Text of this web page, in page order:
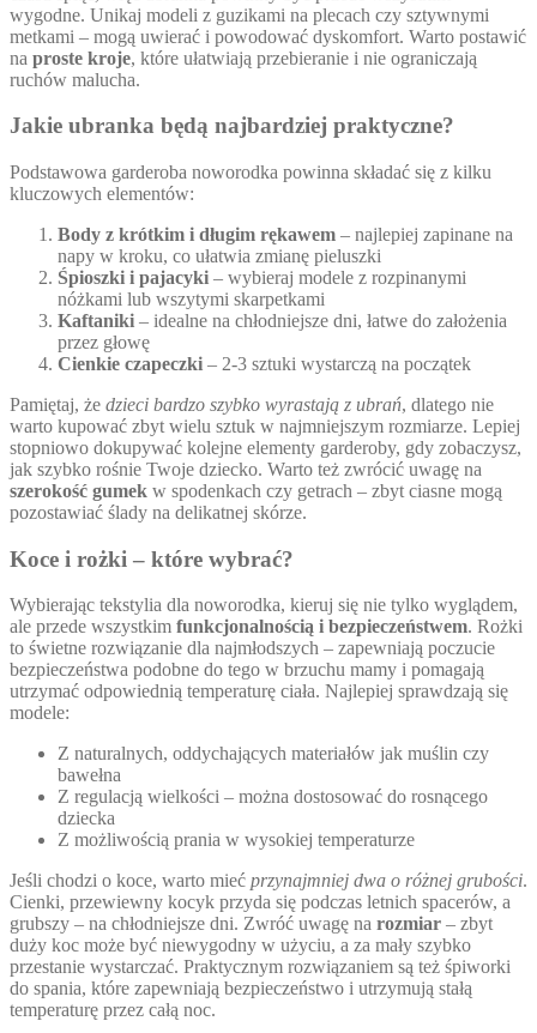
wygodne. Unikaj modeli z guzikami na plecach czy sztywnymi
metkami – mogą uwierać i powodować dyskomfort. Warto postawić
na proste kroje, które ułatwiają przebieranie i nie ograniczają
ruchów malucha.
Jakie ubranka będą najbardziej praktyczne?
Podstawowa garderoba noworodka powinna składać się z kilku
kluczowych elementów:
Body z krótkim i długim rękawem – najlepiej zapinane na
napy w kroku, co ułatwia zmianę pieluszki
Śpioszki i pajacyki – wybieraj modele z rozpinanymi
nóżkami lub wszytymi skarpetkami
Kaftaniki – idealne na chłodniejsze dni, łatwe do założenia
przez głowę
Cienkie czapeczki – 2-3 sztuki wystarczą na początek
Pamiętaj, że dzieci bardzo szybko wyrastają z ubrań, dlatego nie
warto kupować zbyt wielu sztuk w najmniejszym rozmiarze. Lepiej
stopniowo dokupywać kolejne elementy garderoby, gdy zobaczysz,
jak szybko rośnie Twoje dziecko. Warto też zwrócić uwagę na
szerokość gumek w spodenkach czy getrach – zbyt ciasne mogą
pozostawiać ślady na delikatnej skórze.
Koce i rożki – które wybrać?
Wybierając tekstylia dla noworodka, kieruj się nie tylko wyglądem,
ale przede wszystkim funkcjonalnością i bezpieczeństwem. Rożki
to świetne rozwiązanie dla najmłodszych – zapewniają poczucie
bezpieczeństwa podobne do tego w brzuchu mamy i pomagają
utrzymać odpowiednią temperaturę ciała. Najlepiej sprawdzają się
modele:
Z naturalnych, oddychających materiałów jak muślin czy
bawełna
Z regulacją wielkości – można dostosować do rosnącego
dziecka
Z możliwością prania w wysokiej temperaturze
Jeśli chodzi o koce, warto mieć przynajmniej dwa o różnej grubości.
Cienki, przewiewny kocyk przyda się podczas letnich spacerów, a
grubszy – na chłodniejsze dni. Zwróć uwagę na rozmiar – zbyt
duży koc może być niewygodny w użyciu, a za mały szybko
przestanie wystarczać. Praktycznym rozwiązaniem są też śpiworki
do spania, które zapewniają bezpieczeństwo i utrzymują stałą
temperaturę przez całą noc.